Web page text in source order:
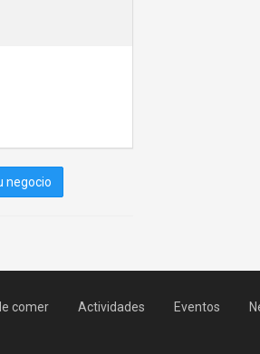
negocio
comer Actividades Eventos